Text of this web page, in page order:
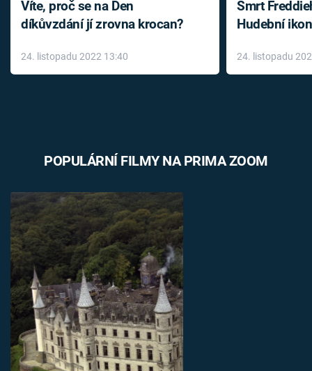
Víte, proč se na Den
díkůvzdání jí zrovna krocan?
24. listopadu 2022 13:40
Smrt
Hudební
léky
24. listopadu
POPULÁRNÍ FILMY NA PRIMA ZOOM